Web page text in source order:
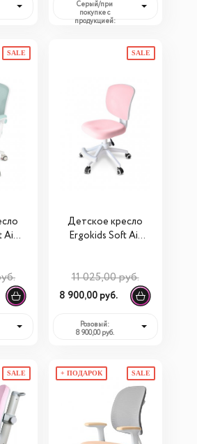
Cерый/при
покупке с
продукцией:
SALE
Air
SALE
Детское кресло
Ergokids Soft Air
11 025,00 руб.
8 900,00 руб.
Розовый:
8 900,00 руб.
SALE SALE
+ ПОДАРОК